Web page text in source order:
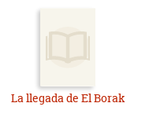
La llegada de El Borak